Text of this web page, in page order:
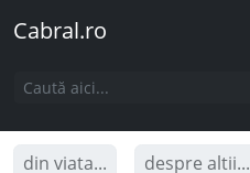
Cabral.ro
din viata... despre altii...